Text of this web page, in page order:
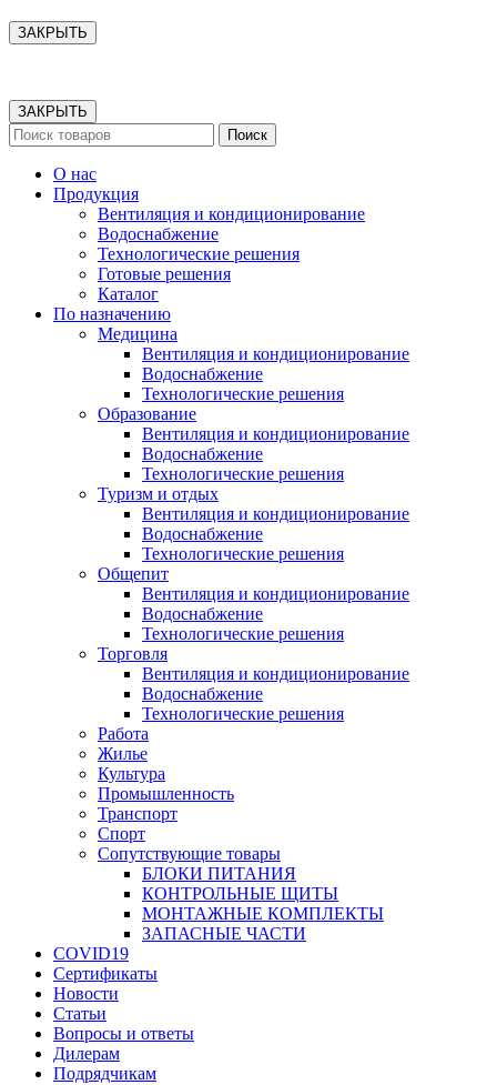
ЗАКРЫТЬ
ЗАКРЫТЬ
Поиск
О нас
Продукция
Вентиляция и кондиционирование
Водоснабжение
Технологические решения
Готовые решения
Каталог
По назначению
Медицина
Вентиляция и кондиционирование
Водоснабжение
Технологические решения
Образование
Вентиляция и кондиционирование
Водоснабжение
Технологические решения
Туризм и отдых
Вентиляция и кондиционирование
Водоснабжение
Технологические решения
Общепит
Вентиляция и кондиционирование
Водоснабжение
Технологические решения
Торговля
Вентиляция и кондиционирование
Водоснабжение
Технологические решения
Работа
Жилье
Культура
Промышленность
Транспорт
Спорт
Сопутствующие товары
БЛОКИ ПИТАНИЯ
КОНТРОЛЬНЫЕ ЩИТЫ
МОНТАЖНЫЕ КОМПЛЕКТЫ
ЗАПАСНЫЕ ЧАСТИ
COVID19
Сертификаты
Новости
Статьи
Вопросы и ответы
Дилерам
Подрядчикам